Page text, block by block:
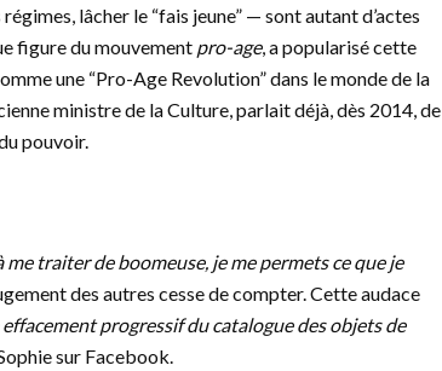
lâcher le “fais jeune” — sont autant d’actes
figure du mouvement pro-age, a popularisé cette
une “Pro-Age Revolution” dans le monde de la
ministre de la Culture, parlait déjà, dès 2014, de
pouvoir.
traiter de boomeuse, je me permets ce que je
des autres cesse de compter. Cette audace
effacement progressif du catalogue des objets de
sur Facebook.